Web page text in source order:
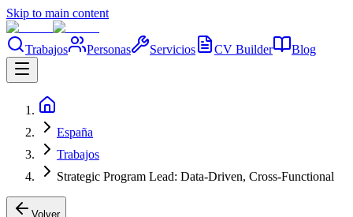
Skip to main content
Trabajos Personas Servicios CV Builder Blog
España
Trabajos
Strategic Program Lead: Data-Driven, Cross-Functional
Volver